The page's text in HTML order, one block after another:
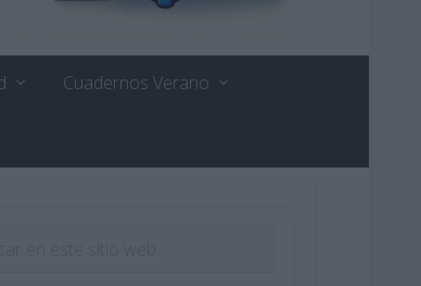
Cuadernos Verano